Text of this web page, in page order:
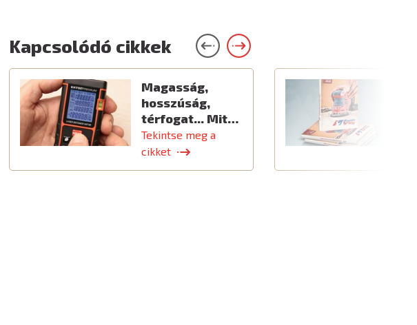
Kapcsolódó cikkek
Magasság,
hosszúság,
térfogat... Mit…
Tekintse meg a
cikket